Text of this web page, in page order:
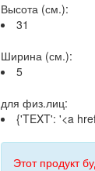
Высота (см.):
31
Ширина (см.):
5
для физ.лиц:
{'TEXT': '<a
Этот продукт